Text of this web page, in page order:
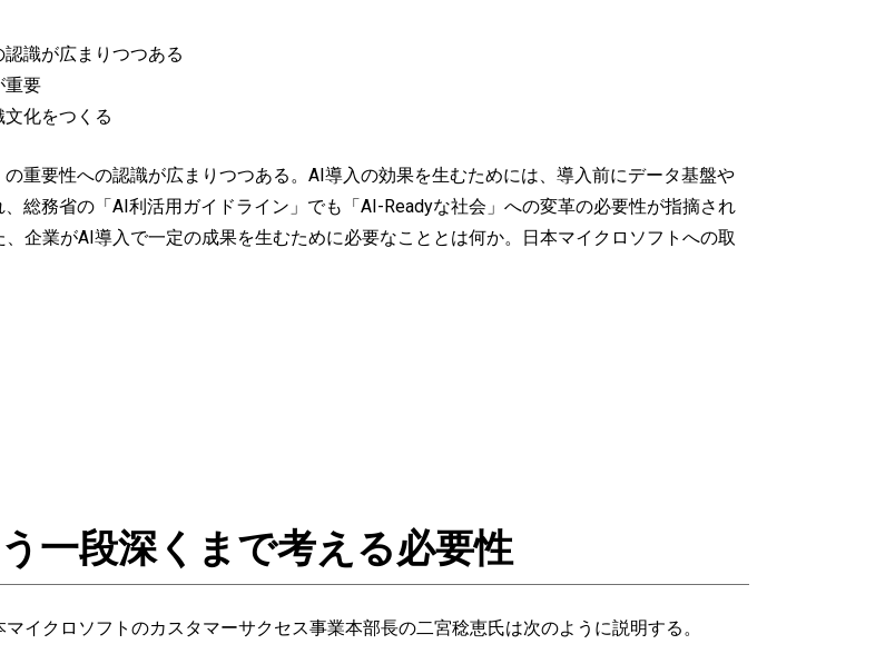
識が広まりつつある
重要
化をつくる
重要性への認識が広まりつつある。AI導入の効果を生むためには、導入前にデータ基盤や
総務省の「AI利活用ガイドライン」でも「AI-Readyな社会」への変革の必要性が指摘され
企業がAI導入で一定の成果を生むために必要なこととは何か。日本マイクロソフトへの取
一段深くまで考える必要性
イクロソフトのカスタマーサクセス事業本部長の二宮稔恵氏は次のように説明する。